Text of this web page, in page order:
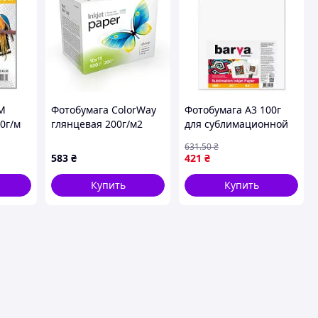
м
Фотобумага ColorWay
глянцевая 200г/м2
(PGE2005004R)
583 ₴
Купить
Фотобумага A3 100г
для сублимационной
ярких изображений и
художественных
проектов FLAME
421 ₴
631.50₴
Купить